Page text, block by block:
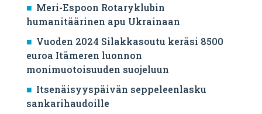
Meri-Espoon Rotaryklubin
humanitäärinen apu Ukrainaan
Vuoden 2024 Silakkasoutu keräsi 8500
euroa Itämeren luonnon
monimuotoisuuden suojeluun
Itsenäisyyspäivän seppeleenlasku
sankarihaudoille